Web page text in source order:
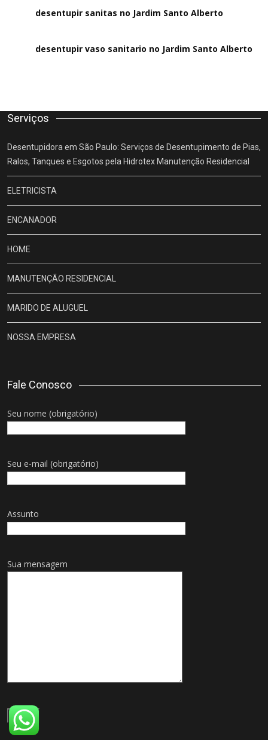
desentupir sanitas no Jardim Santo Alberto
desentupir vaso sanitario no Jardim Santo Alberto
Serviços
Desentupidora em São Paulo: Serviços de Desentupimento de Pias,
Ralos, Tanques e Esgotos pela Hidrotex Manutenção Residencial
ELETRICISTA
ENCANADOR
HOME
MANUTENÇÃO RESIDENCIAL
MARIDO DE ALUGUEL
NOSSA EMPRESA
Fale Conosco
Seu nome (obrigatório)
Seu e-mail (obrigatório)
Assunto
Sua mensagem